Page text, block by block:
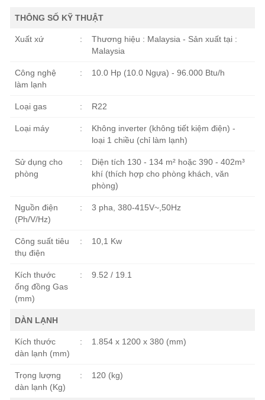
THÔNG SỐ KỸ THUẬT
Xuất xứ :
Thương hiệu : Malaysia - Sản xuất tại :
Malaysia
Công nghệ
làm lạnh
: 10.0 Hp (10.0 Ngựa) - 96.000 Btu/h
Loại gas : R22
Loại máy :
Không inverter (không tiết kiệm điện) -
loại 1 chiều (chỉ làm lạnh)
Sử dụng cho
phòng
:
Diện tích 130 - 134 m² hoặc 390 - 402m³
khí (thích hợp cho phòng khách, văn
phòng)
Nguồn điện
(Ph/V/Hz)
: 3 pha, 380-415V~,50Hz
Công suất tiêu
thụ điện
: 10,1 Kw
Kích thước
ống đồng Gas
(mm)
: 9.52 / 19.1
DÀN LẠNH
Kích thước
dàn lạnh (mm)
: 1.854 x 1200 x 380 (mm)
Trọng lượng
dàn lạnh (Kg)
: 120 (kg)